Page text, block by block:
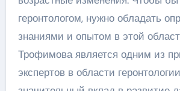
геронтологом, нужно обладать
знаниями и опытом в этой
Трофимова является одним из
экспертов в области